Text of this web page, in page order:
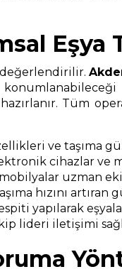
Eşya
değerlendirilir.
Tüm
ve taşıma
cihazlar ve
uzman
hızını
yapılarak
lideri iletişimi